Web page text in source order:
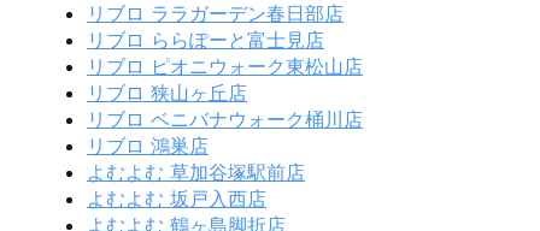
リブロ ララガーデン春日部店
リブロ ららぽーと富士見店
リブロ ピオニウォーク東松山店
リブロ 狭山ヶ丘店
リブロ ベニバナウォーク桶川店
リブロ 鴻巣店
よむよむ 草加谷塚駅前店
よむよむ 坂戸入西店
よむよむ 鶴ヶ島脚折店